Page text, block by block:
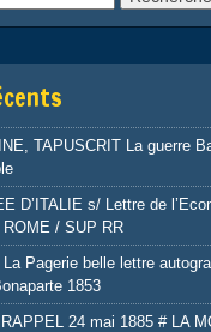
TAPUSCRIT La guerre
D’ITALIE s/ Lettre de
ROME / SUP RR
Pagerie belle lettre
1853
24 mai 1885 # LA